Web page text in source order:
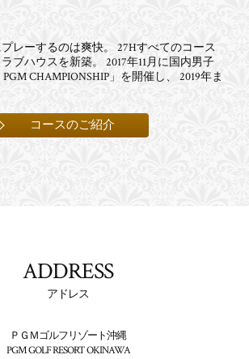
レーするのは爽快。
27Hすべてのコース
ブハウスを新築。
2017年11月に国内男子
CHAMPIONSHIP」を開催し、
2019年ま
コースのご紹介
ADDRESS
アドレス
ＰＧＭゴルフリゾート沖縄
PGM GOLF RESORT OKINAWA